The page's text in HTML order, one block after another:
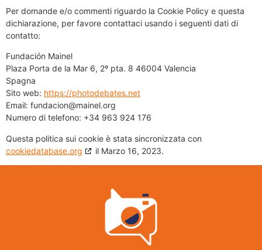
Per domande e/o commenti riguardo la Cookie Policy e questa
dichiarazione, per favore contattaci usando i seguenti dati di
contatto:
Fundación Mainel
Plaza Porta de la Mar 6, 2º pta. 8 46004 Valencia
Spagna
Sito web: https://photodebates.net
Email: fundacion@mainel.org
Numero di telefono: +34 963 924 176
Questa politica sui cookie è stata sincronizzata con
cookiedatabase.org
il Marzo 16, 2023.